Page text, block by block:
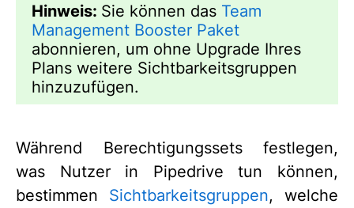
Hinweis: Sie können das Team
Management Booster Paket
abonnieren, um ohne Upgrade Ihres
Plans weitere Sichtbarkeitsgruppen
hinzuzufügen.
Während Berechtigungssets festlegen,
was Nutzer in Pipedrive tun können,
bestimmen Sichtbarkeitsgruppen, welche